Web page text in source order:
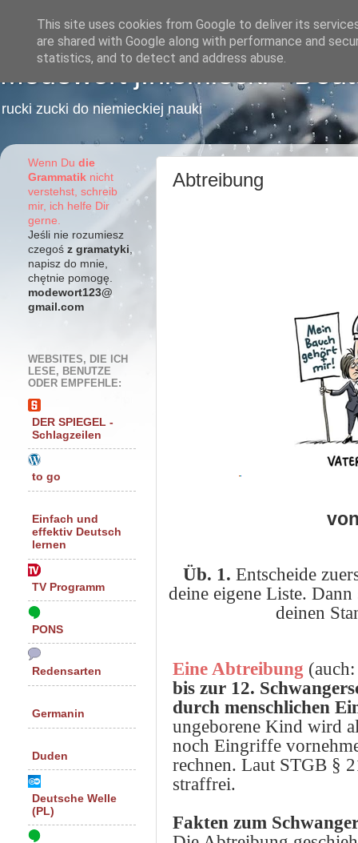
Modewort j.niemiecki -
rucki zucki do niemieckiej nauki
Abtreibung
Üb. 1. Entscheide
deine eigene Liste.
deinen
Eine Abtreibung
bis zur 12.
durch menschlichen
ungeborene Kind wird
noch Eingriffe
rechnen. Laut STGB §
straffrei.
Fakten zum
Wenn Du die
Grammatik nicht
verstehst, schreib
mir, ich helfe Dir
gerne.
Jeśli nie rozumiesz
czegoś z gramatyki
napisz do mnie,
chętnie pomogę.
modewort123@
gmail.com
WEBSITES, DIE ICH
LESE, BENUTZE
ODER EMPFEHLE:
DER SPIEGEL -
Schlagzeilen
to go
Einfach und
effektiv Deutsch
lernen
TV Programm
PONS
Redensarten
Germanin
Duden
Deutsche Welle
(PL)
This site uses cookies from Google to deliver its
are shared with Google along with performance and
statistics, and to detect and address abuse.